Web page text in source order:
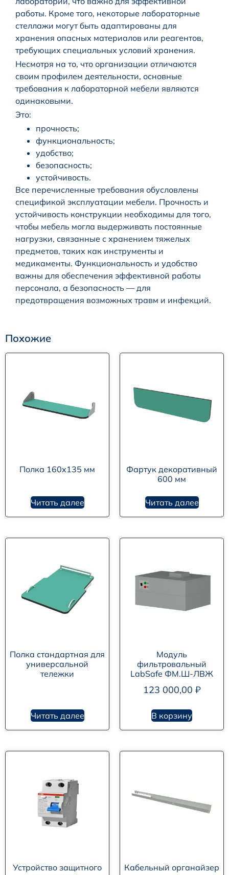
работы. Кроме того, некоторые лабораторные
стеллажи могут быть адаптированы для
хранения опасных материалов или реагентов,
требующих специальных условий хранения.
Несмотря на то, что организации отличаются
своим профилем деятельности, основные
требования к лабораторной мебели являются
одинаковыми.
Это:
прочность;
функциональность;
удобство;
безопасность;
устойчивость.
Все перечисленные требования обусловлены
спецификой эксплуатации мебели. Прочность и
устойчивость конструкции необходимы для того,
чтобы мебель могла выдерживать постоянные
нагрузки, связанные с хранением тяжелых
предметов, таких как инструменты и
медикаменты. Функциональность и удобство
важны для обеспечения эффективной работы
персонала, а безопасность — для
предотвращения возможных травм и инфекций.
Похожие
Полка 160х135 мм
Читать далее
Фартук декоративный
600 мм
Читать далее
Полка стандартная для
универсальной
тележки
Читать далее
Модуль
фильтровальный
LabSafe ФМ.Ш-ЛВЖ
123 000,00 ₽
В корзину
Устройство защитного
Кабельный органайзер